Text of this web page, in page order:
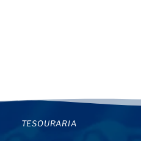
TESOURARIA